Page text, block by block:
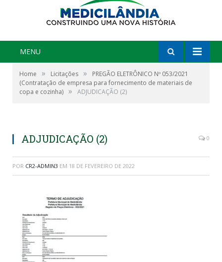
MENU
Home » Licitações »
PREGÃO ELETRÔNICO Nº 053/2021
(Contratação de empresa para fornecimento de materiais de
copa e cozinha) » ADJUDICAÇÃO (2)
ADJUDICAÇÃO (2) 0
POR CR2-ADMIN3 EM 18 DE FEVEREIRO DE 2022